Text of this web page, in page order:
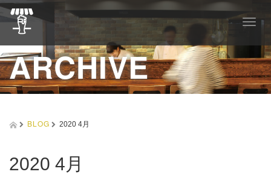
T
g
g
l
e
n
ARCHIVE
BLOG 2020 4月
2020 4月